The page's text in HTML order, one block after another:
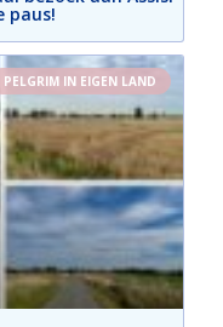
paus!
PELGRIM IN EIGEN LAND